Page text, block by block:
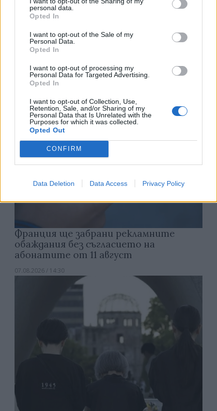
personal data.
Opted In
I want to opt-out of the Sale of my
Personal Data.
Opted In
I want to opt-out of processing my
Personal Data for Targeted Advertising.
Opted In
I want to opt-out of Collection, Use,
Retention, Sale, and/or Sharing of my
Personal Data that Is Unrelated with the
Purposes for which it was collected.
Opted Out
CONFIRM
Data Deletion Data Access Privacy Policy
Астронавти на NASA излязоха в
открития космос
07.08.2026 / 15:00
Франция ще забрани рекламните
обаждания без съгласието на
абонатите от 11 август
07.08.2026 / 14:30